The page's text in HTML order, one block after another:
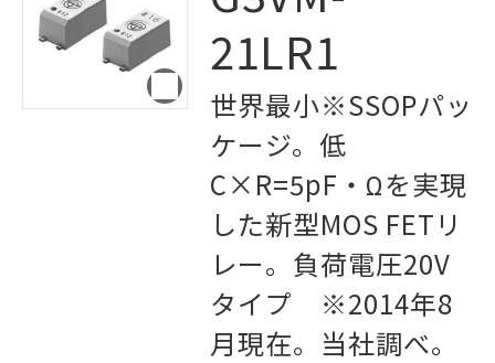
21LR1
世界最小※SSOPパッ
ケージ。低
C×R=5pF・Ωを実現
した新型MOS FETリ
レー。負荷電圧20V
タイプ ※2014年8
月現在。当社調べ。